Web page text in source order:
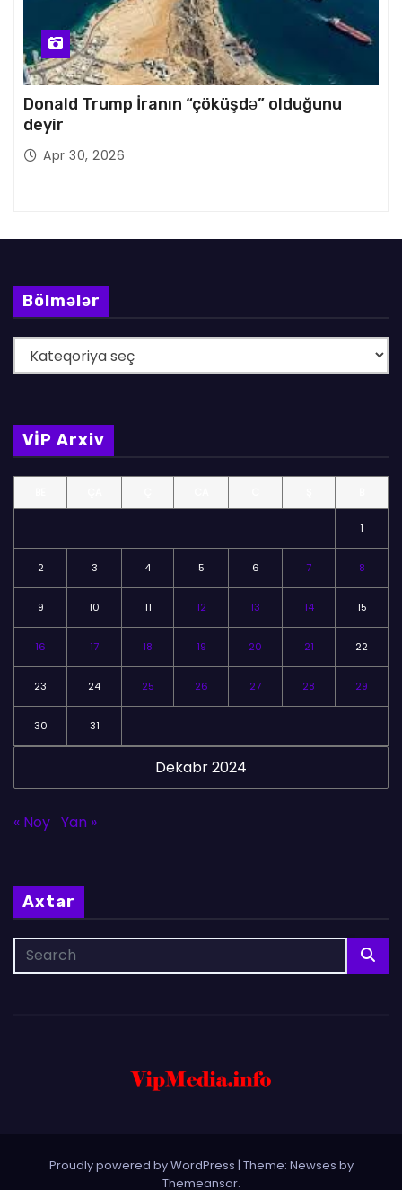
Donald Trump İranın “çöküşdə” olduğunu
deyir
Apr 30, 2026
Bölmələr
ö
m
l
VİP Arxiv
Dekabr 2024
1
2 3 4 5 6 7 8
9 10 11 12 13 14 15
16 17 18 19 20 21 22
23 24 25 26 27 28 29
30 31
« Noy Yan »
Axtar
Proudly powered by WordPress | Theme: Newses by
Themeansar.